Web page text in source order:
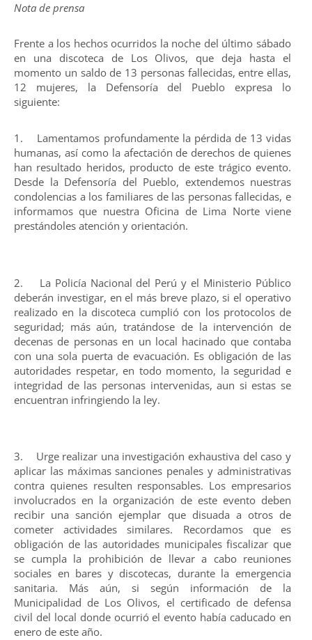
Nota de prensa
Frente a los hechos ocurridos la noche del último sábado
en una discoteca de Los Olivos, que deja hasta el
momento un saldo de 13 personas fallecidas, entre ellas,
12 mujeres, la Defensoría del Pueblo expresa lo
siguiente:
1. Lamentamos profundamente la pérdida de 13 vidas
humanas, así como la afectación de derechos de quienes
han resultado heridos, producto de este trágico evento.
Desde la Defensoría del Pueblo, extendemos nuestras
condolencias a los familiares de las personas fallecidas, e
informamos que nuestra Oficina de Lima Norte viene
prestándoles atención y orientación.
2. La Policía Nacional del Perú y el Ministerio Público
deberán investigar, en el más breve plazo, si el operativo
realizado en la discoteca cumplió con los protocolos de
seguridad; más aún, tratándose de la intervención de
decenas de personas en un local hacinado que contaba
con una sola puerta de evacuación. Es obligación de las
autoridades respetar, en todo momento, la seguridad e
integridad de las personas intervenidas, aun si estas se
encuentran infringiendo la ley.
3. Urge realizar una investigación exhaustiva del caso y
aplicar las máximas sanciones penales y administrativas
contra quienes resulten responsables. Los empresarios
involucrados en la organización de este evento deben
recibir una sanción ejemplar que disuada a otros de
cometer actividades similares. Recordamos que es
obligación de las autoridades municipales fiscalizar que
se cumpla la prohibición de llevar a cabo reuniones
sociales en bares y discotecas, durante la emergencia
sanitaria. Más aún, si según información de la
Municipalidad de Los Olivos, el certificado de defensa
civil del local donde ocurrió el evento había caducado en
enero de este año.